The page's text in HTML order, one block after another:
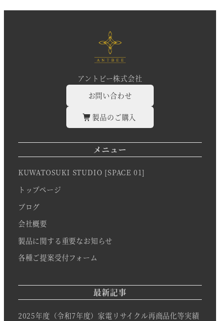
アントビー株式会社
お問い合わせ
製品のご購入
メニュー
KUWATOSUKI STUDIO [SPACE 01]
トップページ
ブログ
会社概要
製品に関する重要なお知らせ
各種ご提案受付フォーム
最新記事
2025年度（令和7年度）家電リサイクル再商品化等実績